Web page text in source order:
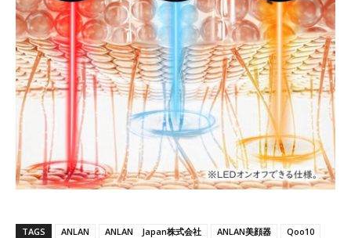
TAGS ANLAN ANLAN Japan株式会社 ANLAN美顔器
Qoo10